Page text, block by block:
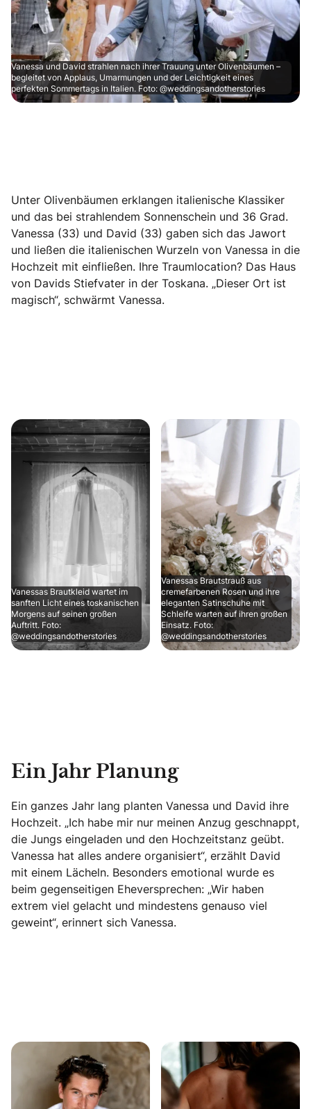
Vanessa und David strahlen nach ihrer Trauung unter Olivenbäumen –
begleitet von Applaus, Umarmungen und der Leichtigkeit eines
perfekten Sommertags in Italien. Foto: @weddingsandotherstories
Unter Olivenbäumen erklangen italienische Klassiker
und das bei strahlendem Sonnenschein und 36 Grad.
Vanessa (33) und David (33) gaben sich das Jawort
und ließen die italienischen Wurzeln von Vanessa in die
Hochzeit mit einfließen. Ihre Traumlocation? Das Haus
von Davids Stiefvater in der Toskana. „Dieser Ort ist
magisch“, schwärmt Vanessa.
Vanessas Brautkleid wartet im
sanften Licht eines toskanischen
Morgens auf seinen großen
Auftritt. Foto:
@weddingsandotherstories
Vanessas Brautstrauß aus
cremefarbenen Rosen und ihre
eleganten Satinschuhe mit
Schleife warten auf ihren großen
Einsatz. Foto:
@weddingsandotherstories
Ein Jahr Planung
Ein ganzes Jahr lang planten Vanessa und David ihre
Hochzeit. „Ich habe mir nur meinen Anzug geschnappt,
die Jungs eingeladen und den Hochzeitstanz geübt.
Vanessa hat alles andere organisiert“, erzählt David
mit einem Lächeln. Besonders emotional wurde es
beim gegenseitigen Eheversprechen: „Wir haben
extrem viel gelacht und mindestens genauso viel
geweint“, erinnert sich Vanessa.